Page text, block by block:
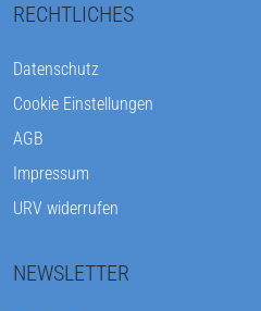
RECHTLICHES
Datenschutz
Cookie Einstellungen
AGB
Impressum
URV widerrufen
NEWSLETTER